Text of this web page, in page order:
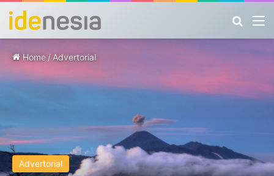
Home / Advertorial
Advertorial